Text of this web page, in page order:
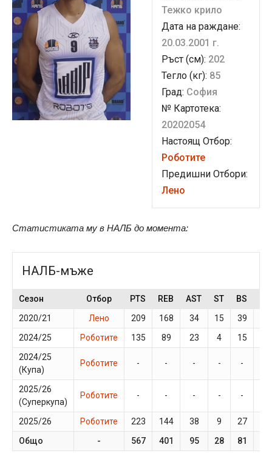
Тежко крило
Дата на раждане:
20.03.2001 г.
Ръст (см): 202
Тегло (кг): 85
Град: София
№ Картотека:
20202054
Настоящ Отбор:
Роботите
Предишни Отбори:
Лено
Статистиката му в НАЛБ до момента:
НАЛБ-мъже
Сезон Отбор PTS REB AST ST BS
2020/21
Лено 209 168 34 15 39
2024/25
Роботите 135 89 23 4 15
2024/25
(Купа)
Роботите - - - - -
2025/26
(Суперкупа)
Роботите - - - - -
2025/26 Роботите 223 144 38 9 27
Общо
- 567 401 95 28 81